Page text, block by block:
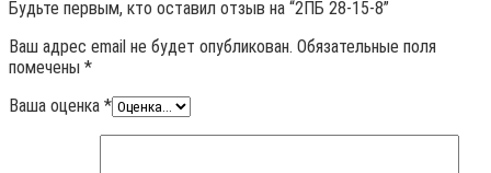
Будьте первым, кто оставил отзыв на “2ПБ 28-15-8”
Ваш адрес email не будет опубликован. Обязательные поля
помечены *
Ваша оценка *